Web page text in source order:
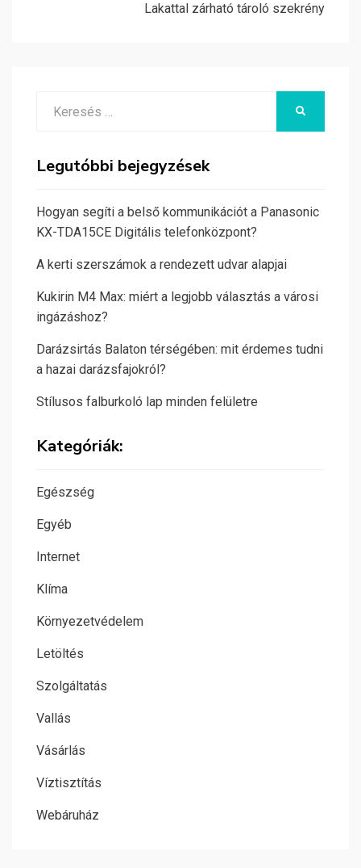
Lakattal zárható tároló szekrény
Legutóbbi bejegyzések
Hogyan segíti a belső kommunikációt a Panasonic
KX-TDA15CE Digitális telefonközpont?
A kerti szerszámok a rendezett udvar alapjai
Kukirin M4 Max: miért a legjobb választás a városi
ingázáshoz?
Darázsirtás Balaton térségében: mit érdemes tudni
a hazai darázsfajokról?
Stílusos falburkoló lap minden felületre
Kategóriák:
Egészség
Egyéb
Internet
Klíma
Környezetvédelem
Letöltés
Szolgáltatás
Vallás
Vásárlás
Víztisztítás
Webáruház